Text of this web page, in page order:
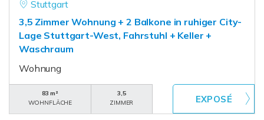
Stuttgart
3,5 Zimmer Wohnung + 2 Balkone in ruhiger City-
Lage Stuttgart-West, Fahrstuhl + Keller +
Waschraum
Wohnung
83 m²
WOHNFLÄCHE
3,5
ZIMMER